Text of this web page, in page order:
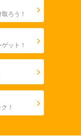
ろう！
ット！
！